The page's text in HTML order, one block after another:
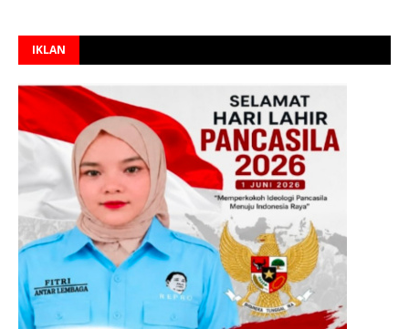
IKLAN